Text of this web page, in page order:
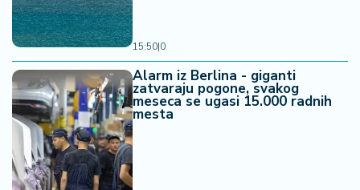
15:50|0
Alarm iz Berlina - giganti
zatvaraju pogone, svakog
meseca se ugasi 15.000 radnih
mesta